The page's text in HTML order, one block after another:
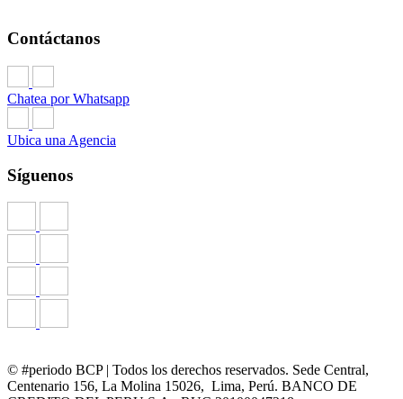
Contáctanos
Chatea por Whatsapp
Ubica una Agencia
Síguenos
© #periodo BCP | Todos los derechos reservados. Sede Central,
Centenario 156, La Molina 15026, Lima, Perú. BANCO DE